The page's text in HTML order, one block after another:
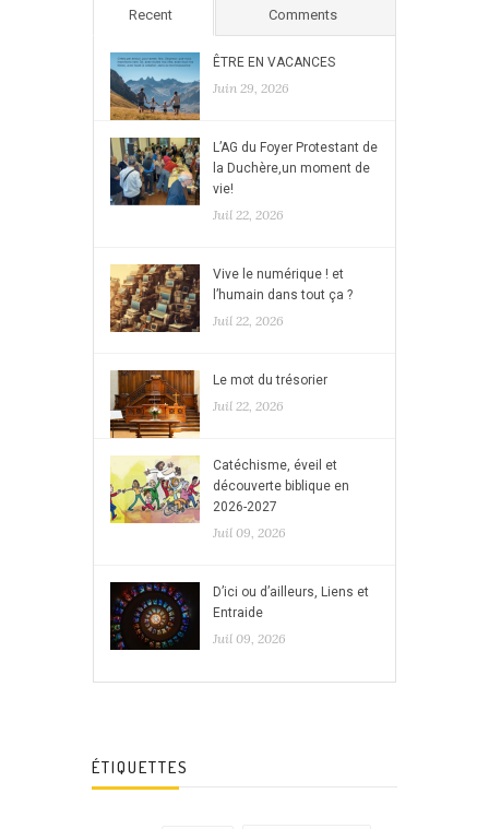
Recent Comments
ÊTRE EN VACANCES
Juin 29, 2026
L’AG du Foyer Protestant de
la Duchère,un moment de
vie!
Juil 22, 2026
Vive le numérique ! et
l’humain dans tout ça ?
Juil 22, 2026
Le mot du trésorier
Juil 22, 2026
Catéchisme, éveil et
découverte biblique en
2026-2027
Juil 09, 2026
D’ici ou d’ailleurs, Liens et
Entraide
Juil 09, 2026
ÉTIQUETTES